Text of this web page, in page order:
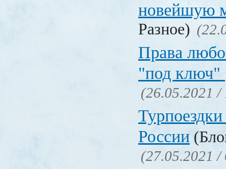
новейшую
Разное)
Права
"под ключ"
(26.05.2021 /
России
(27.05.2021 /